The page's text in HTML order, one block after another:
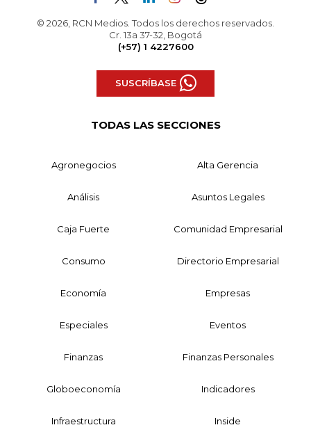
© 2026, RCN Medios. Todos los derechos reservados.
Cr. 13a 37-32, Bogotá
(+57) 1 4227600
SUSCRÍBASE
TODAS LAS SECCIONES
Agronegocios Alta Gerencia
Análisis Asuntos Legales
Caja Fuerte Comunidad Empresarial
Consumo Directorio Empresarial
Economía Empresas
Especiales Eventos
Finanzas Finanzas Personales
Globoeconomía Indicadores
Infraestructura Inside